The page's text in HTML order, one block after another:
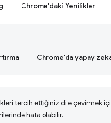
Chrome'daki Yenilikler
Chrome'da yapay
tercih ettiğiniz dile çevirmek
hata olabilir.